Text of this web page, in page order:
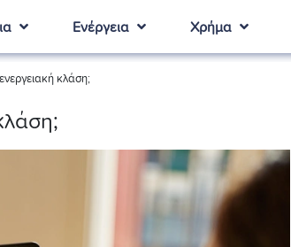
Ενέργεια Χρήμα
κλάση;